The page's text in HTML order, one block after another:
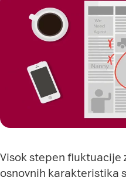
Visok stepen fluktuacije
osnovnih karakteristika